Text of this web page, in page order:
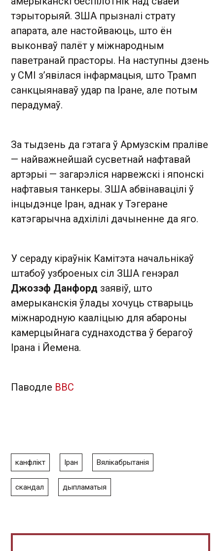
тэрыторыяй. ЗША прызналі страту
апарата, але настойваюць, што ён
выконваў палёт у міжнародным
паветранай прасторы. На наступны дзень
у СМІ з’явілася інфармацыя, што Трамп
санкцыянаваў удар па Іране, але потым
перадумаў.
За тыдзень да гэтага ў Армузскім праліве
— найважнейшай сусветнай нафтавай
артэрыі — загарэліся нарвежскі і японскі
нафтавыя танкеры. ЗША абвінавацілі ў
інцыдэнце Іран, аднак у Тэгеране
катэгарычна адхілілі дачыненне да яго.
У сераду кіраўнік Камітэта начальнікаў
штабоў узброеных сіл ЗША генэрал
Джозэф Данфорд заявіў, што
амерыканскія ўлады хочуць стварыць
міжнародную кааліцыю для абароны
камерцыйнага суднаходства ў берагоў
Ірана і Йемена.
Паводле BBC
канфлікт Іран Вялікабрытанія
скандал дыпламатыя